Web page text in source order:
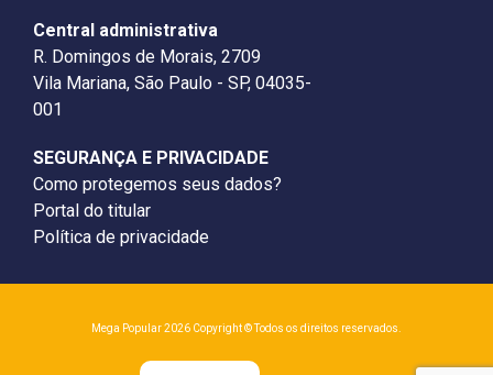
Central administrativa
R. Domingos de Morais, 2709
Vila Mariana, São Paulo - SP, 04035-
001
SEGURANÇA E PRIVACIDADE
Como protegemos seus dados?
Portal do titular
Política de privacidade
Mega Popular 2026 Copyright © Todos os direitos reservados.